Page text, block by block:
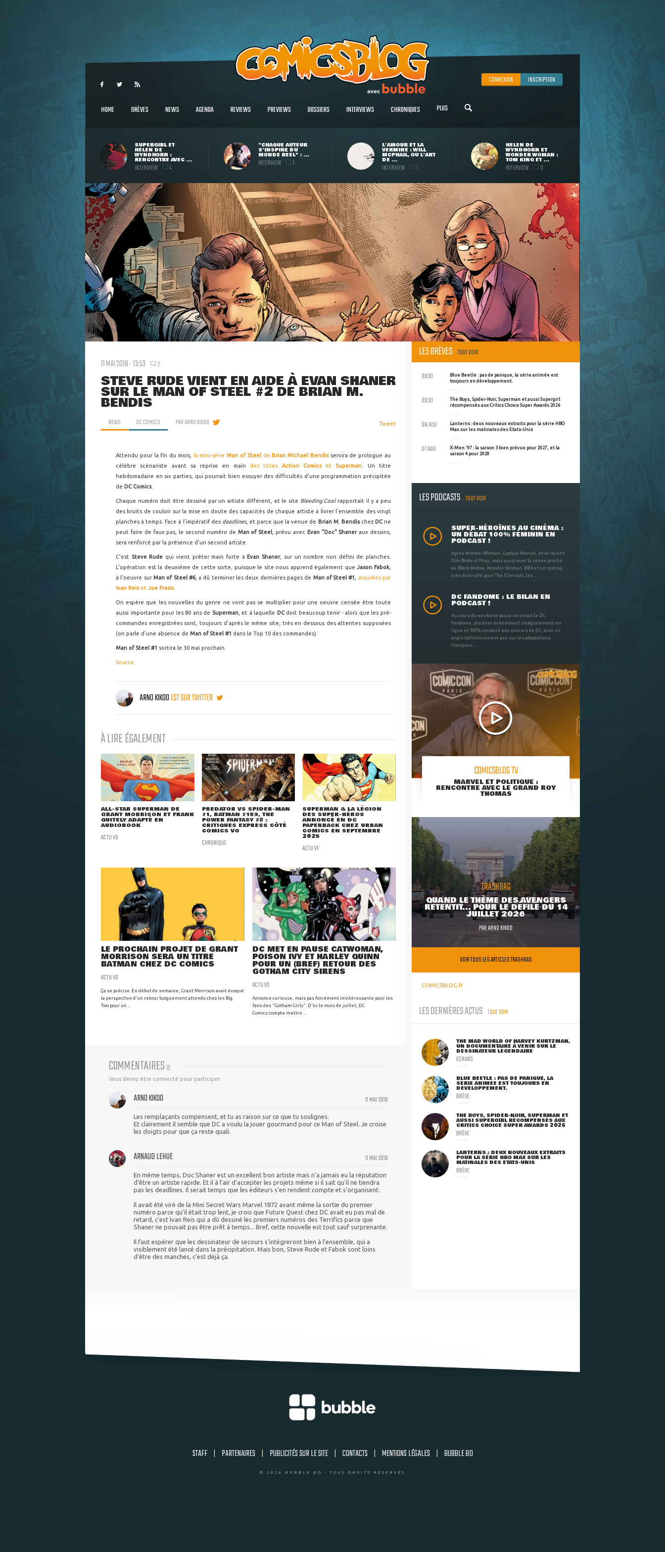
CONNEXION INSCRIPTION
HOME BRÈVES NEWS AGENDA REVIEWS PREVIEWS DOSSIERS INTERVIEWS CHRONIQUES PLUS
SUPERGIRL ET
HELEN DE
WYNDHORN :
RENCONTRE AVEC ...
INTERVIEW 4
"CHAQUE AUTEUR
S'INSPIRE DU
MONDE RÉEL" : ...
INTERVIEW 1
L'AMOUR ET LA
VERMINE : WILL
MCPHAIL, OU L'ART
DE ...
INTERVIEW 1
HELEN DE
WYNDHORN ET
WONDER WOMAN :
TOM KING ET ...
INTERVIEW 3
11 MAI 2018 - 13:53 2
STEVE RUDE VIENT EN AIDE À EVAN SHANER
SUR LE MAN OF STEEL #2 DE BRIAN M.
BENDIS
NEWS DC COMICS PARARNO KIKOO Tweet
Attendu pour la fin du mois, la mini-sérieMan of Steel deBrian Michael Bendisservira de prologue au
célèbre scénariste avant sa reprise en main des titres Action Comics et Superman . Un titre
hebdomadaire en six parties, qui pourrait bien essuyer des difficultés d'une programmation précipitée
de DC Comics.
Chaque numéro doit être dessiné par un artiste différent, et le site Bleeding Coolrapportait il y a peu
des bruits de couloir sur la mise en doute des capacités de chaque artiste à livrer l'ensemble des vingt
planches à temps. Face à l'impératif des deadlines, et parce que la venue de Brian M. Bendis chez DCne
peut faire de faux pas, le second numéro de Man of Steel , prévu avec Evan "Doc" Shaner aux dessins,
sera renforcé par la présence d'un second artiste.
C'est Steve Rude qui vient prêter main forte à Evan Shaner, sur un nombre non défini de planches.
L'opération est la deuxième de cette sorte, puisque le site nous apprend également queJason Fabok
à l'oeuvre surMan of Steel #6, a dû terminer les deux dernières pages de Man of Steel #1
assurées par
Ivan Reis et Joe Prado
On espère que les nouvelles du genre ne vont pas se multiplier pour une oeuvre censée être toute
aussi importante pour les 80 ans de Superman, et à laquelle DC doit beaucoup tenir - alors que les pré-
commandes enregistrées sont, toujours d'après le même site, très en dessous des attentes supposées
(on parle d'une absence de Man of Steel #1 dans le Top 10 des commandes).
Man of Steel #1 sortira le 30 mai prochain.
Source
ARNO KIKOOEST SUR TWITTER
À LIRE ÉGALEMENT
ALL-STAR SUPERMAN DE
GRANT MORRISON ET FRANK
QUITELY ADAPTÉ EN
AUDIOBOOK
ACTU VO
PREDATOR VS SPIDER-MAN
#1, BATMAN #159, THE
POWER FANTASY #8 :
CRITIQUES EXPRESS CÔTÉ
COMICS VO
CHRONIQUE
SUPERMAN & LA LÉGION
DES SUPER-HÉROS
ANNONCÉ EN DC
PAPERBACK CHEZ URBAN
COMICS EN SEPTEMBRE
2025
ACTU VF
LE PROCHAIN PROJET DE GRANT
MORRISON SERA UN TITRE
BATMAN CHEZ DC COMICS
ACTU VO
Ça se précise. En début de semaine, Grant Morrison avait évoqué
la perspective d'un retour longuement attendu chez les Big
Two pour un ...
DC MET EN PAUSE CATWOMAN,
POISON IVY ET HARLEY QUINN
POUR UN (BREF) RETOUR DES
GOTHAM CITY SIRENS
ACTU VO
Annonce curieuse, mais pas forcément inintéressante pour les
fans des "Gotham Girls". D'ici le mois de juillet, DC
Comics compte mettre ...
COMMENTAIRES (2)
Vous devez être connecté pour participer
11 MAI 2018
ARNO KIKOO
Les remplaçants compensent, et tu as raison sur ce que tu soulignes.
Et clairement il semble que DC a voulu la jouer gourmand pour ce Man of Steel. Je croise
les doigts pour que ça reste quali.
11 MAI 2018
ARNAUD LEHUE
En même temps, Doc Shaner est un excellent bon artiste mais n'a jamais eu la réputation
d'être un artiste rapide. Et il à l'air d'accepter les projets même si il sait qu'il ne tiendra
pas les deadlines. Il serait temps que les éditeurs s'en rendent compte et s'organisent.
Il avait été viré de la Mini Secret Wars Marvel 1872 avant même la sortie du premier
numéro parce qu'il était trop lent, je crois que Future Quest chez DC avait eu pas mal de
retard, c'est Ivan Reis qui a dû dessiné les premiers numéros des Terrifics parce que
Shaner ne pouvait pas être prêt à temps... Bref, cette nouvelle est tout sauf surprenante.
Il faut espérer que les dessinateur de secours s'intégreront bien à l'ensemble, qui a
visiblement été lancé dans la précipitation. Mais bon, Steve Rude et Fabok sont loins
d'être des manches, c'est déjà ça.
LES BRÈVES TOUT VOIR
Blue Beetle : pas de panique, la série animée est
toujours en développement.
09:20
The Boys, Spider-Noir, Superman et aussi Supergirl
récompensés aux Critics Choice Super Awards 2026
09:01
Lanterns : deux nouveaux extraits pour la série HBO
Max sur les matinales des Etats-Unis
08 AOU
X-Men '97 : la saison 3 bien prévue pour 2027, et la
saison 4 pour 2028
07 AOU
LES PODCASTS TOUT VOIR
SUPER-HÉROÏNES AU CINÉMA :
UN DÉBAT 100% FÉMININ EN
PODCAST !
Après Wonder Woman, Captain Marvel, et le récent
film Birds of Prey, mais aussi avec la venue proche
de Black Widow, Wonder Woman 1984 et un casting
très diversifié pour The Eternals, les ...
DC FANDOME : LE BILAN EN
PODCAST !
Au cours du weekend passé se tenait le DC
Fandome, premier évènement intégralement en
ligne et 100% consacré aux univers de DC, avec un
angle définitivement axé sur les adaptations
filmiques ...
COMICSBLOG TV
MARVEL ET POLITIQUE :
RENCONTRE AVEC LE GRAND ROY
THOMAS
TRASHBAG
QUAND LE THÈME DES AVENGERS
RETENTIT... POUR LE DÉFILÉ DU 14
JUILLET 2026
PARARNO KIKOO
VOIR TOUS LES ARTICLES TRASHBAG
COMICSBLOG.fr
LES DERNIÈRES ACTUS TOUT VOIR
THE MAD WORLD OF HARVEY KURTZMAN,
UN DOCUMENTAIRE À VENIR SUR LE
DESSINATEUR LÉGENDAIRE
ECRANS
BLUE BEETLE : PAS DE PANIQUE, LA
SÉRIE ANIMÉE EST TOUJOURS EN
DÉVELOPPEMENT.
BRÈVE
THE BOYS, SPIDER-NOIR, SUPERMAN ET
AUSSI SUPERGIRL RÉCOMPENSÉS AUX
CRITICS CHOICE SUPER AWARDS 2026
BRÈVE
LANTERNS : DEUX NOUVEAUX EXTRAITS
POUR LA SÉRIE HBO MAX SUR LES
MATINALES DES ETATS-UNIS
BRÈVE
STAFF | PARTENAIRES | PUBLICITÉS SUR LE SITE | CONTACTS | MENTIONS LÉGALES | BUBBLE BD
© 2026 BUBBLE BD - TOUS DROITS RÉSERVÉS